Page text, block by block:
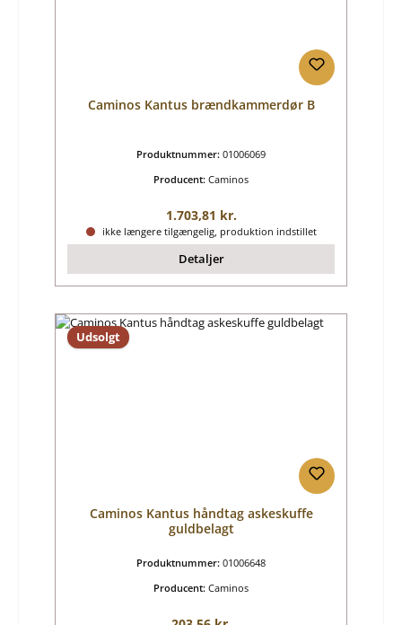
Caminos Kantus brændkammerdør B
Produktnummer: 01006069
Producent: Caminos
Almindelig pris:
1.703,81 kr.
ikke længere tilgængelig, produktion indstillet
Detaljer
Udsolgt
Caminos Kantus håndtag askeskuffe
guldbelagt
Produktnummer: 01006648
Producent: Caminos